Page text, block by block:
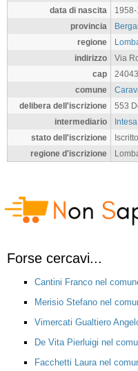
data di nascita
provincia
regione
indirizzo
Via
cap
24043
comune
delibera dell'iscrizione
553
intermediario
stato dell'iscrizione
Iscritto
regione d'iscrizione
Forse cercavi...
Cantini Franco nel
Merisio Stefano nel
Vimercati Gualtiero
De Vita Pierluigi nel
Facchetti Laura nel